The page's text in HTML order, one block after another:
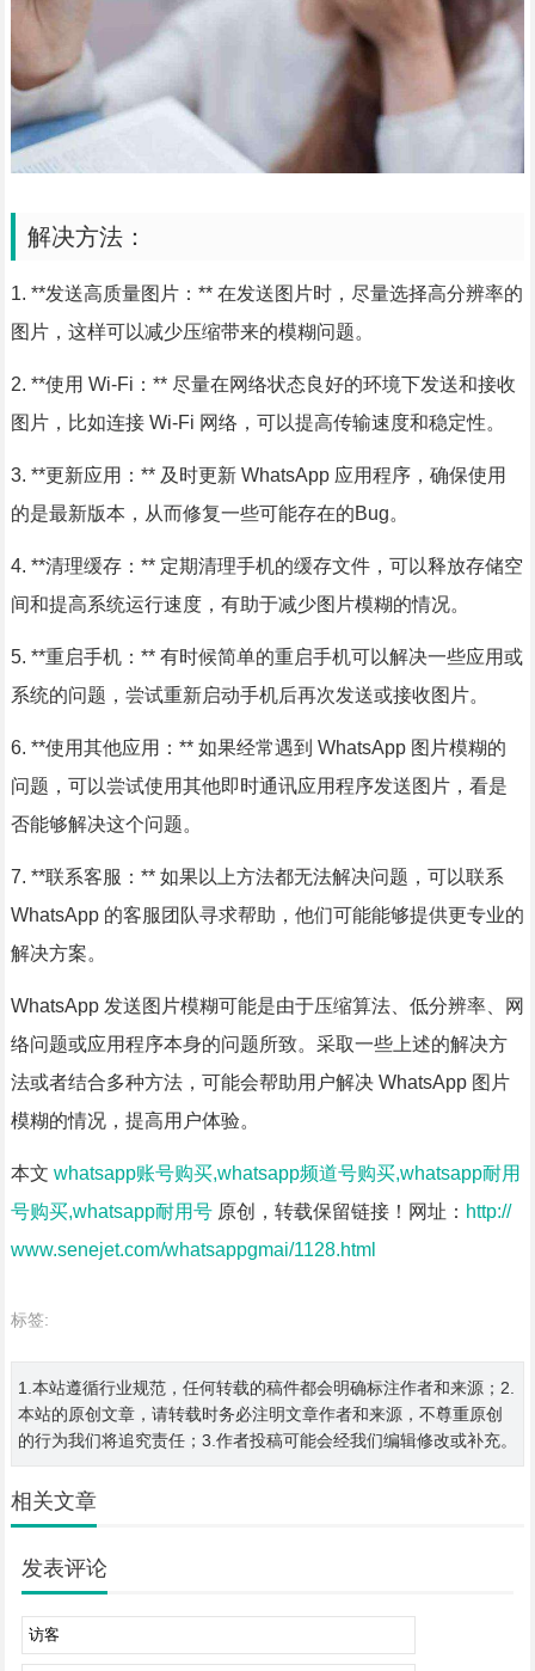
解决方法：
1. **发送高质量图片：** 在发送图片时，尽量选择高分辨率的
图片，这样可以减少压缩带来的模糊问题。
2. **使用 Wi-Fi：** 尽量在网络状态良好的环境下发送和接收
图片，比如连接 Wi-Fi 网络，可以提高传输速度和稳定性。
3. **更新应用：** 及时更新 WhatsApp 应用程序，确保使用
的是最新版本，从而修复一些可能存在的Bug。
4. **清理缓存：** 定期清理手机的缓存文件，可以释放存储空
间和提高系统运行速度，有助于减少图片模糊的情况。
5. **重启手机：** 有时候简单的重启手机可以解决一些应用或
系统的问题，尝试重新启动手机后再次发送或接收图片。
6. **使用其他应用：** 如果经常遇到 WhatsApp 图片模糊的
问题，可以尝试使用其他即时通讯应用程序发送图片，看是
否能够解决这个问题。
7. **联系客服：** 如果以上方法都无法解决问题，可以联系
WhatsApp 的客服团队寻求帮助，他们可能能够提供更专业的
解决方案。
WhatsApp 发送图片模糊可能是由于压缩算法、低分辨率、网
络问题或应用程序本身的问题所致。采取一些上述的解决方
法或者结合多种方法，可能会帮助用户解决 WhatsApp 图片
模糊的情况，提高用户体验。
本文 whatsapp账号购买,whatsapp频道号购买,whatsapp耐用
号购买,whatsapp耐用号原创，转载保留链接！网址： http://
www.senejet.com/whatsappgmai/1128.html
标签:
1.本站遵循行业规范，任何转载的稿件都会明确标注作者和来源；2.
本站的原创文章，请转载时务必注明文章作者和来源，不尊重原创
的行为我们将追究责任；3.作者投稿可能会经我们编辑修改或补充。
相关文章
发表评论